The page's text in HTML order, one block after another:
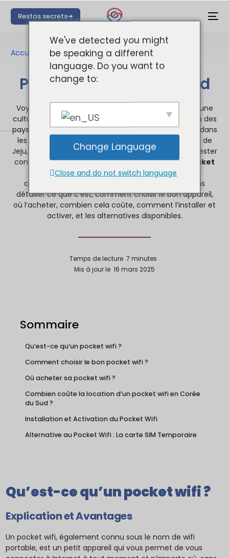
Restos secrets➜
Accueil Pocket Wifi : Corée du Sud
Pocket Wifi : Corée du Sud
Voyager en Corée du Sud, c’est plonger au cœur d’une
culture riche et vibrante, tout en naviguant dans l’un des
pays les plus connectés au monde. Que vous soyez dans
les rues animées de Séoul, sur les plages tranquilles de
Jeju, ou au sommet des montagnes de Seoraksan, rester
connecté est crucial. C’est ici qu’entre en jeu le
Pocket
Wifi Corée du Sud , votre passeport vers une
connectivité sans faille. Dans ce guide, nous allons
détailler ce que c’est, comment choisir le bon appareil,
où l’acheter, combien cela coûte, comment l’installer et
activer, et les alternatives disponibles.
Temps de lecture 7 minutes
Mis à jour le 16 mars 2025
Sommaire
Qu’est-ce qu’un pocket wifi ?
Comment choisir le bon pocket wifi ?
Où acheter sa pocket wifi ?
Combien coûte la location d’un pocket wifi en Corée
du Sud ?
Installation et Activation du Pocket Wifi
Alternative au Pocket Wifi : La carte SIM Temporaire
Qu’est-ce qu’un pocket wifi ?
Explication et Avantages
Un pocket wifi, également connu sous le nom de wifi
portable, est un petit appareil qui vous permet de vous
We've detected you might
be speaking a different
language. Do you want to
change to:
Change Language
Close and do not switch language